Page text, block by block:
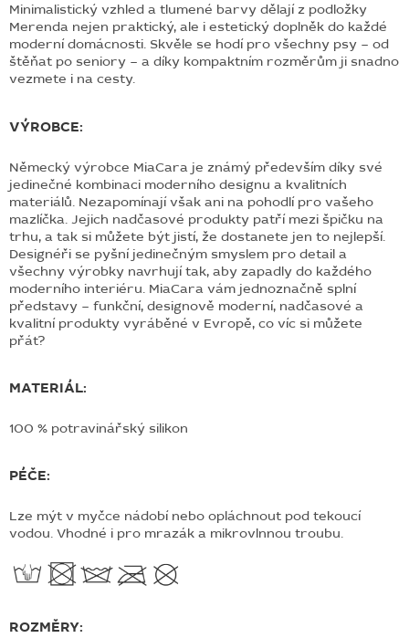
Minimalistický vzhled a tlumené barvy dělají z podložky
Merenda nejen praktický, ale i estetický doplněk do každé
moderní domácnosti. Skvěle se hodí pro všechny psy – od
štěňat po seniory – a díky kompaktním rozměrům ji snadno
vezmete i na cesty.
VÝROBCE:
Německý výrobce MiaCara je známý především díky své
jedinečné kombinaci moderního designu a kvalitních
materiálů. Nezapomínají však ani na pohodlí pro vašeho
mazlíčka. Jejich nadčasové produkty patří mezi špičku na
trhu, a tak si můžete být jistí, že dostanete jen to nejlepší.
Designéři se pyšní jedinečným smyslem pro detail a
všechny výrobky navrhují tak, aby zapadly do každého
moderního interiéru. MiaCara vám jednoznačně splní
představy – funkční, designově moderní, nadčasové a
kvalitní produkty vyráběné v Evropě, co víc si můžete
přát?
MATERIÁL:
100 % potravinářský silikon
PÉČE:
Lze mýt v myčce nádobí nebo opláchnout pod tekoucí
vodou. Vhodné i pro mrazák a mikrovlnnou troubu.
ROZMĚRY: